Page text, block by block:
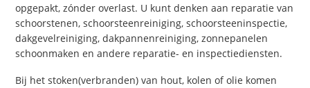
opgepakt, zónder overlast. U kunt denken aan reparatie van
schoorstenen, schoorsteenreiniging, schoorsteeninspectie,
dakgevelreiniging, dakpannenreiniging, zonnepanelen
schoonmaken en andere reparatie- en inspectiediensten.
Bij het stoken(verbranden) van hout, kolen of olie komen